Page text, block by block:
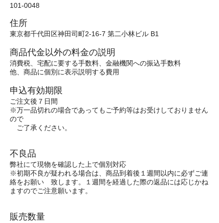
101-0048
住所
東京都千代田区神田司町2-16-7 第二小林ビル B1
商品代金以外の料金の説明
消費税、宅配に要する手数料、金融機関への振込手数料
他、商品に個別に表示説明する費用
申込有効期限
ご注文後７日間
※万一品切れの場合であってもご予約等はお受けしておりません
ので
ご了承ください。
不良品
弊社にて現物を確認した上で個別対応
※初期不良が疑われる場合は、商品到着後１週間以内に必ずご連
絡をお願い 致します。１週間を経過した際の返品には応じかね
ますのでご注意願います。
販売数量